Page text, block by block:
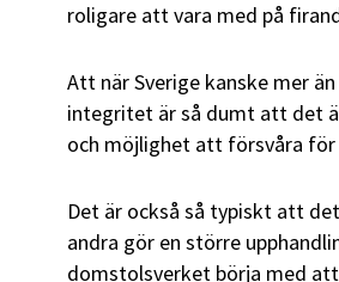
roligare att vara med på
Att när Sverige kanske mer
integritet är så dumt att det
och möjlighet att försvåra för
Det är också så typiskt att
andra gör en större
domstolsverket börja med